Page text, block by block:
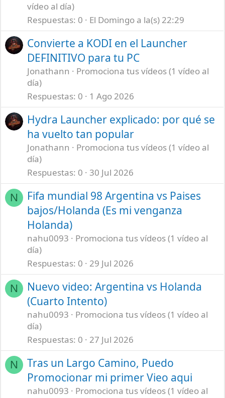
vídeo al día)
Respuestas 0 El Domingo a la(s) 22:29
Convierte a KODI en el Launcher
DEFINITIVO para tu PC
Jonathann
Promociona tus vídeos (1 vídeo al
día)
Respuestas 0 1 Ago 2026
Hydra Launcher explicado: por qué se
ha vuelto tan popular
Jonathann
Promociona tus vídeos (1 vídeo al
día)
Respuestas 0 30 Jul 2026
N
Fifa mundial 98 Argentina vs Paises
bajos/Holanda (Es mi venganza
Holanda)
nahu0093
Promociona tus vídeos (1 vídeo al
día)
Respuestas 0 29 Jul 2026
N
Nuevo video: Argentina vs Holanda
(Cuarto Intento)
nahu0093
Promociona tus vídeos (1 vídeo al
día)
Respuestas 0 27 Jul 2026
N
Tras un Largo Camino, Puedo
Promocionar mi primer Vieo aqui
nahu0093
Promociona tus vídeos (1 vídeo al